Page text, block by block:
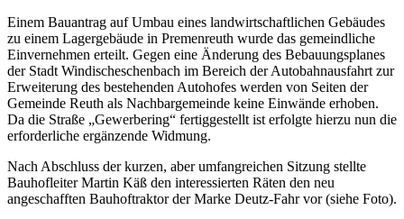
Einem Bauantrag auf Umbau eines landwirtschaftlichen Gebäudes
zu einem Lagergebäude in Premenreuth wurde das gemeindliche
Einvernehmen erteilt. Gegen eine Änderung des Bebauungsplanes
der Stadt Windischeschenbach im Bereich der Autobahnausfahrt zur
Erweiterung des bestehenden Autohofes werden von Seiten der
Gemeinde Reuth als Nachbargemeinde keine Einwände erhoben.
Da die Straße „Gewerbering“ fertiggestellt ist erfolgte hierzu nun die
erforderliche ergänzende Widmung.
Nach Abschluss der kurzen, aber umfangreichen Sitzung stellte
Bauhofleiter Martin Käß den interessierten Räten den neu
angeschafften Bauhoftraktor der Marke Deutz-Fahr vor (siehe Foto).